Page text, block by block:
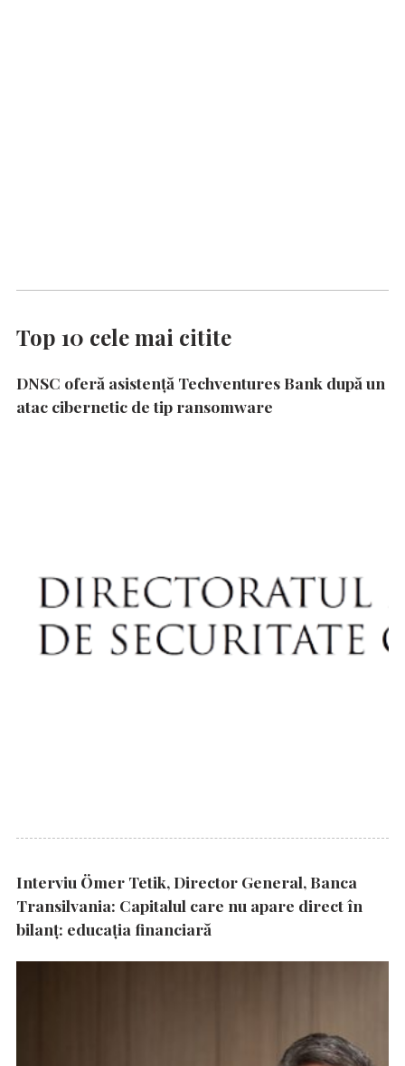
Top 10 cele mai citite
DNSC oferă asistență Techventures Bank după un
atac cibernetic de tip ransomware
Interviu Ömer Tetik, Director General, Banca
Transilvania: Capitalul care nu apare direct în
bilanț: educația financiară